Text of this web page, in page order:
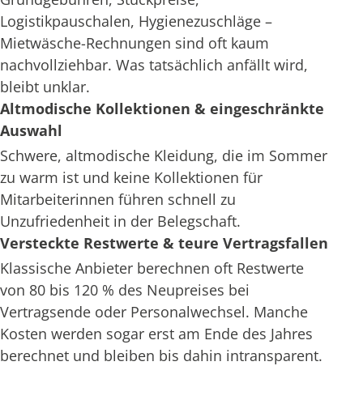
Logistikpauschalen, Hygienezuschläge –
Mietwäsche-Rechnungen sind oft kaum
nachvollziehbar. Was tatsächlich anfällt wird,
bleibt unklar.
Altmodische Kollektionen & eingeschränkte
Auswahl
Schwere, altmodische Kleidung, die im Sommer
zu warm ist und keine Kollektionen für
Mitarbeiterinnen führen schnell zu
Unzufriedenheit in der Belegschaft.
Versteckte Restwerte & teure Vertragsfallen
Klassische Anbieter berechnen oft Restwerte
von 80 bis 120 % des Neupreises bei
Vertragsende oder Personalwechsel. Manche
Kosten werden sogar erst am Ende des Jahres
berechnet und bleiben bis dahin intransparent.